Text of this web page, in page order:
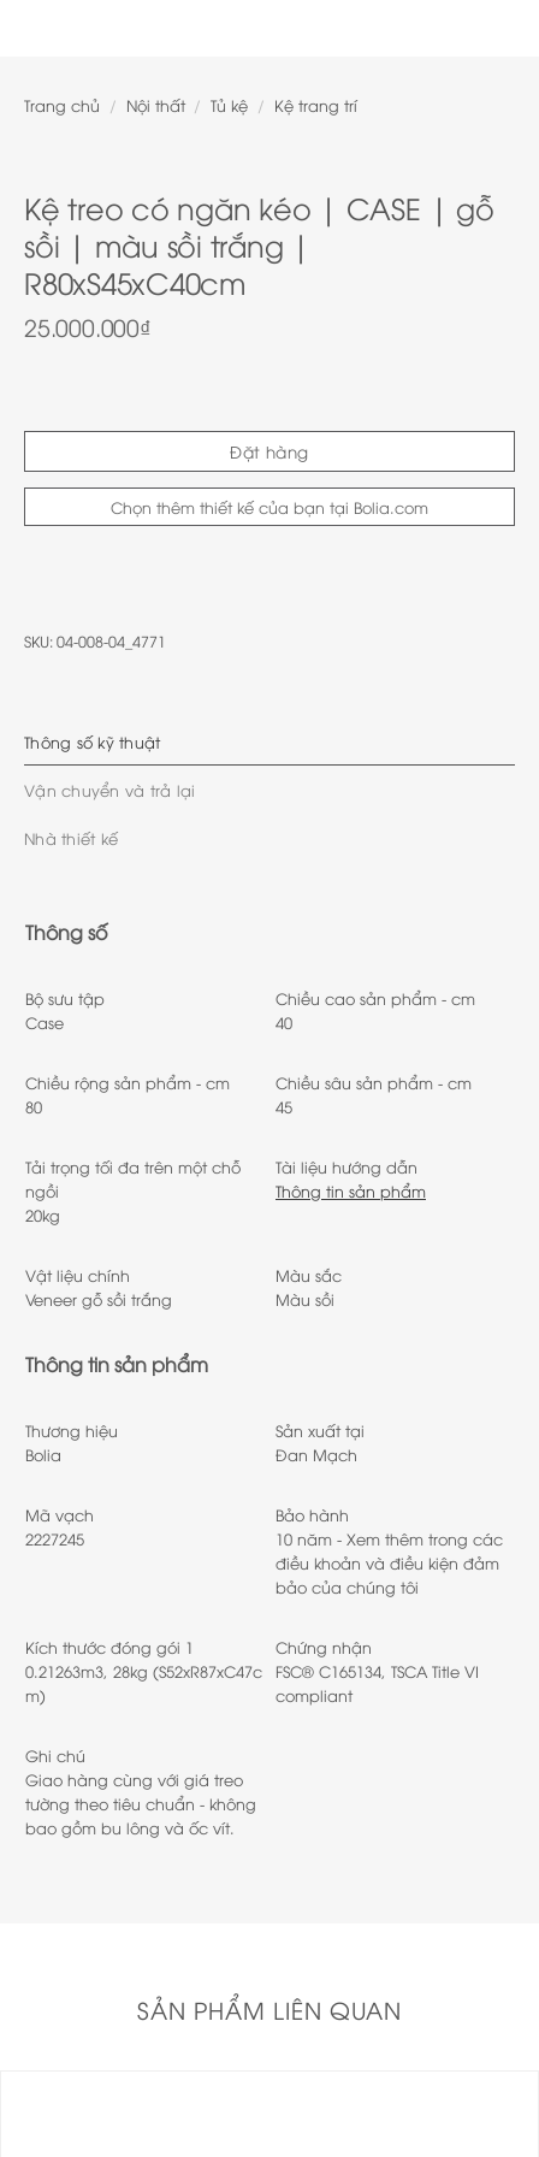
Trang chủ / Nội thất / Tủ kệ / Kệ trang trí
Kệ treo có ngăn kéo | CASE | gỗ
sồi | màu sồi trắng |
R80xS45xC40cm
25.000.000₫
Đặt hàng
Chọn thêm thiết kế của bạn tại Bolia.com
SKU:04-008-04_4771
Thông số kỹ thuật
Vận chuyển và trả lại
Nhà thiết kế
Thông số
Bộ sưu tập
Case
Chiều cao sản phẩm - cm
40
Chiều rộng sản phẩm - cm
80
Chiều sâu sản phẩm - cm
45
Tải trọng tối đa trên một chỗ
ngồi
20kg
Tài liệu hướng dẫn
Thông tin sản phẩm
Vật liệu chính
Veneer gỗ sồi trắng
Màu sắc
Màu sồi
Thông tin sản phẩm
Thương hiệu
Bolia
Sản xuất tại
Đan Mạch
Mã vạch
2227245
Bảo hành
10 năm - Xem thêm trong các
điều khoản và điều kiện đảm
bảo của chúng tôi
Kích thước đóng gói 1
0.21263m3, 28kg (S52xR87xC47c
m)
Chứng nhận
FSC® C165134, TSCA Title VI
compliant
Ghi chú
Giao hàng cùng với giá treo
tường theo tiêu chuẩn - không
bao gồm bu lông và ốc vít.
SẢN PHẨM LIÊN QUAN